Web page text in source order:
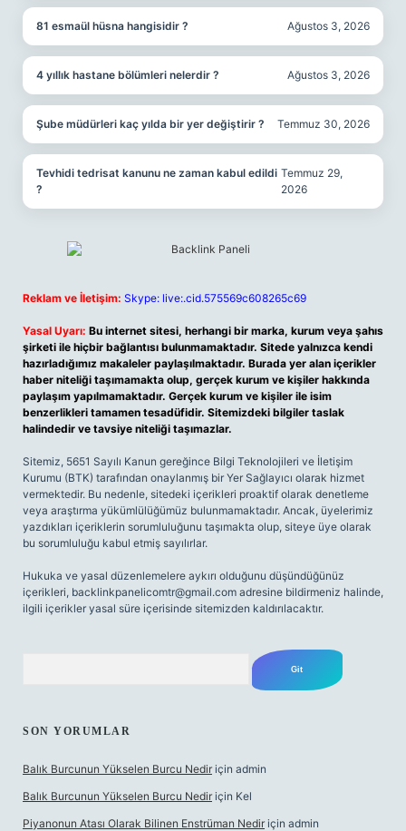
81 esmaül hüsna hangisidir ? Ağustos 3, 2026
4 yıllık hastane bölümleri nelerdir ? Ağustos 3, 2026
Şube müdürleri kaç yılda bir yer değiştirir ? Temmuz 30, 2026
Tevhidi tedrisat kanunu ne zaman kabul edildi
?
Temmuz 29,
2026
Reklam ve İletişim: Skype: live:.cid.575569c608265c69
Yasal Uyarı: Bu internet sitesi, herhangi bir marka, kurum veya şahıs
şirketi ile hiçbir bağlantısı bulunmamaktadır. Sitede yalnızca kendi
hazırladığımız makaleler paylaşılmaktadır. Burada yer alan içerikler
haber niteliği taşımamakta olup, gerçek kurum ve kişiler hakkında
paylaşım yapılmamaktadır. Gerçek kurum ve kişiler ile isim
benzerlikleri tamamen tesadüfidir. Sitemizdeki bilgiler taslak
halindedir ve tavsiye niteliği taşımazlar.
Sitemiz, 5651 Sayılı Kanun gereğince Bilgi Teknolojileri ve İletişim
Kurumu (BTK) tarafından onaylanmış bir Yer Sağlayıcı olarak hizmet
vermektedir. Bu nedenle, sitedeki içerikleri proaktif olarak denetleme
veya araştırma yükümlülüğümüz bulunmamaktadır. Ancak, üyelerimiz
yazdıkları içeriklerin sorumluluğunu taşımakta olup, siteye üye olarak
bu sorumluluğu kabul etmiş sayılırlar.
Hukuka ve yasal düzenlemelere aykırı olduğunu düşündüğünüz
içerikleri, backlinkpanelicomtr@gmail.com adresine bildirmeniz halinde,
ilgili içerikler yasal süre içerisinde sitemizden kaldırılacaktır.
SON YORUMLAR
Balık Burcunun Yükselen Burcu Nedir için admin
Balık Burcunun Yükselen Burcu Nedir için Kel
Piyanonun Atası Olarak Bilinen Enstrüman Nedir için admin